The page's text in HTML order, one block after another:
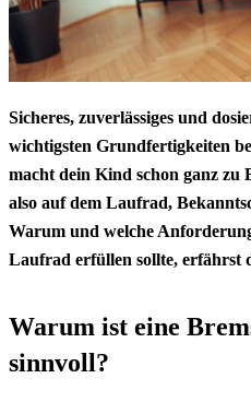
Sicheres, zuverlässiges und
wichtigsten Grundfertigkeiten
macht dein Kind schon ganz zu
also auf dem Laufrad,
Warum und welche
Laufrad erfüllen sollte, erfährst
Warum ist eine
sinnvoll?